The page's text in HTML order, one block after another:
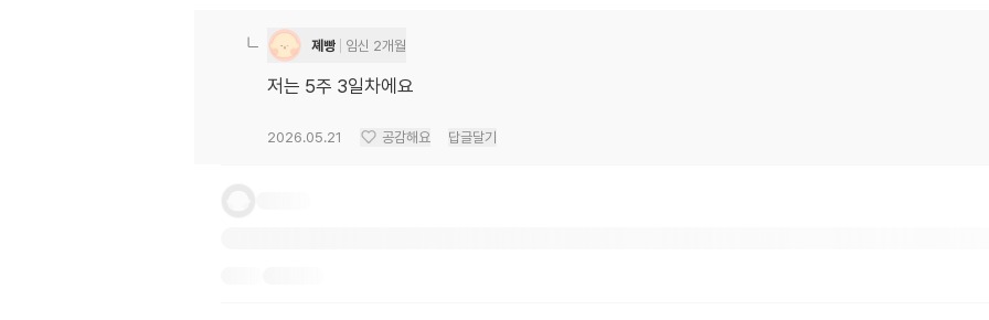
졔빵 임신 2개월
저는 5주 3일차에요
2026.05.21 공감해요 답글달기